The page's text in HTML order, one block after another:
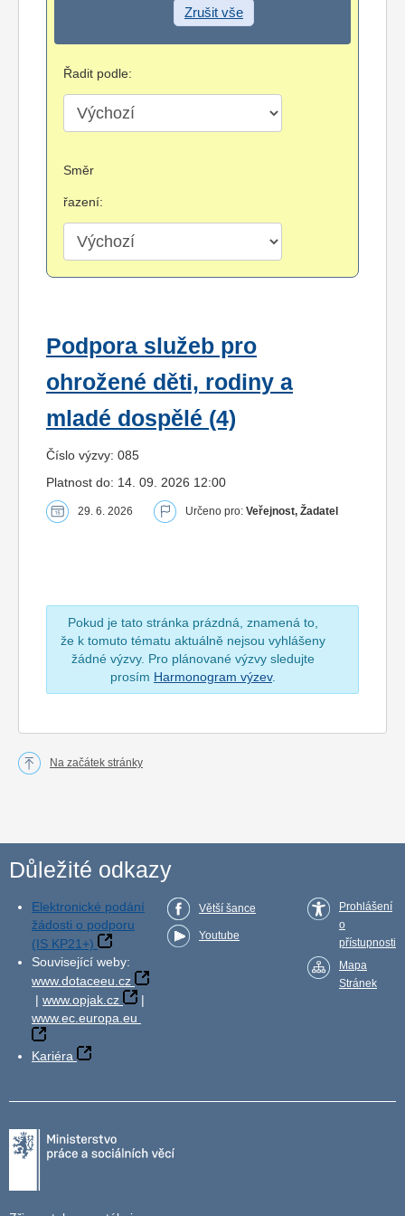
Zrušit vše
Řadit podle:
Směr
řazení:
Podpora služeb pro
ohrožené děti, rodiny a
mladé dospělé (4)
Číslo výzvy: 085
Platnost do: 14. 09. 2026 12:00
29. 6. 2026 Určeno pro: Veřejnost, Žadatel
Pokud je tato stránka prázdná, znamená to,
že k tomuto tématu aktuálně nejsou vyhlášeny
žádné výzvy. Pro plánované výzvy sledujte
prosím Harmonogram výzev.
Na začátek stránky
Důležité odkazy
Elektronické podání
žádosti o podporu
(IS KP21+)
Související weby:
www.dotaceeu.cz
| www.opjak.cz
|
www.ec.europa.eu
Kariéra
Větší šance
Youtube
Prohlášení
o
přístupnosti
Mapa
Stránek